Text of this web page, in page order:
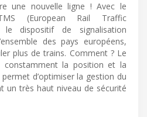
une nouvelle ligne ! Avec le
(European Rail Traffic
le dispositif de signalisation
des pays européens,
plus de trains. Comment ? Le
constamment la position et la
d’optimiser la gestion du
un très haut niveau de sécurité